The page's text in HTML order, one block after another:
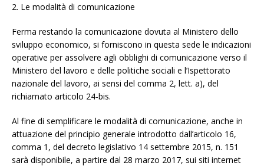
2. Le modalità di comunicazione
Ferma restando la comunicazione dovuta al Ministero dello
sviluppo economico, si forniscono in questa sede le indicazioni
operative per assolvere agli obblighi di comunicazione verso il
Ministero del lavoro e delle politiche sociali e l’Ispettorato
nazionale del lavoro, ai sensi del comma 2, lett. a), del
richiamato articolo 24-bis.
Al fine di semplificare le modalità di comunicazione, anche in
attuazione del principio generale introdotto dall’articolo 16,
comma 1, del decreto legislativo 14 settembre 2015, n. 151
sarà disponibile, a partire dal 28 marzo 2017, sui siti internet